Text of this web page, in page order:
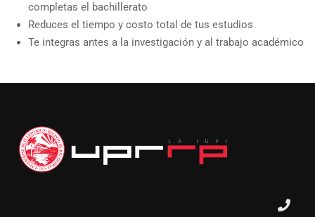
completas el bachillerato
Reduces el tiempo y costo total de tus estudios
Te integras antes a la investigación y al trabajo académico